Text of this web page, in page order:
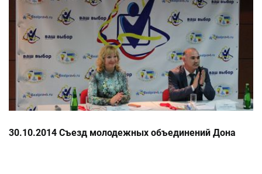
30.10.2014 Съезд молодежных объединений Дона